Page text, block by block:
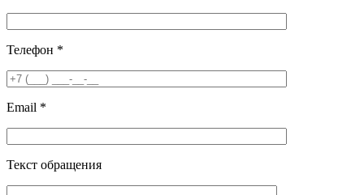
Телефон *
Email *
Текст обращения